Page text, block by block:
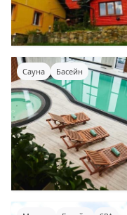
Сауна Басейн